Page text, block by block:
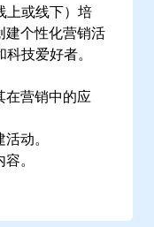
上或线下）培
建个性化营销活
技爱好者。
在营销中的应
动。
。
以提高性能。